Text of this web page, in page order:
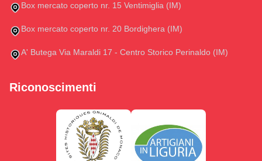
Box mercato coperto nr. 15 Ventimiglia (IM)
Box mercato coperto nr. 20 Bordighera (IM)
A' Butega Via Maraldi 17 - Centro Storico Perinaldo (IM)
Riconoscimenti